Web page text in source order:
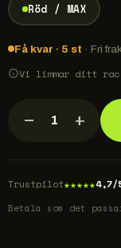
Röd / MAX
Få kvar · 5 st · Fri
Vi limmar ditt
− 1 +
Trustpilot★★★★★4,7/
Betala som det